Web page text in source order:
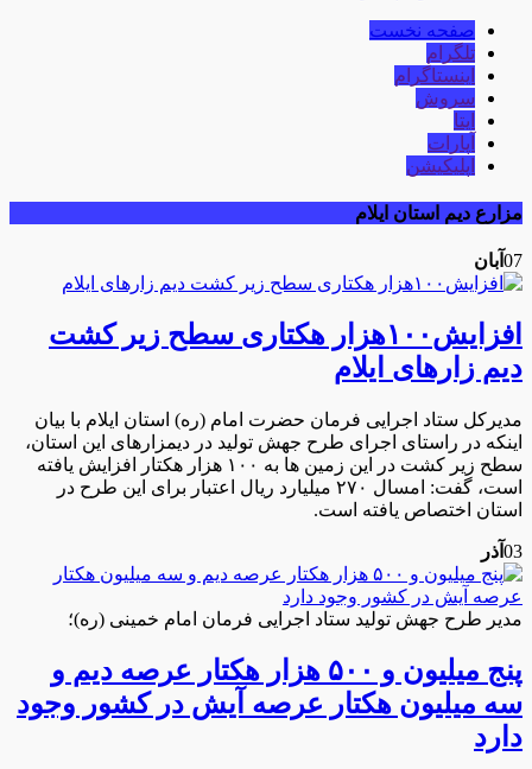
صفحه نخست
تلگرام
اینستاگرام
سروش
ایتا
آپارات
اپلیکیشن
مزارع دیم استان ایلام
07 آبان
افزایش۱۰۰هزار هکتاری سطح زیر کشت
دیم زارهای ایلام
مدیرکل ستاد اجرایی فرمان حضرت امام (ره) استان ایلام با بیان
اینکه در راستای اجرای طرح جهش تولید در دیمزارهای این استان،
سطح زیر کشت در این زمین ها به ۱۰۰ هزار هکتار افزایش یافته
است، گفت: امسال ۲۷۰ میلیارد ریال اعتبار برای این طرح در
استان اختصاص یافته است.
03 آذر
مدیر طرح جهش تولید ستاد اجرایی فرمان امام خمینی (ره)؛
پنج میلیون و ۵۰۰ هزار هکتار عرصه دیم و
سه میلیون هکتار عرصه آیش در کشور وجود
دارد